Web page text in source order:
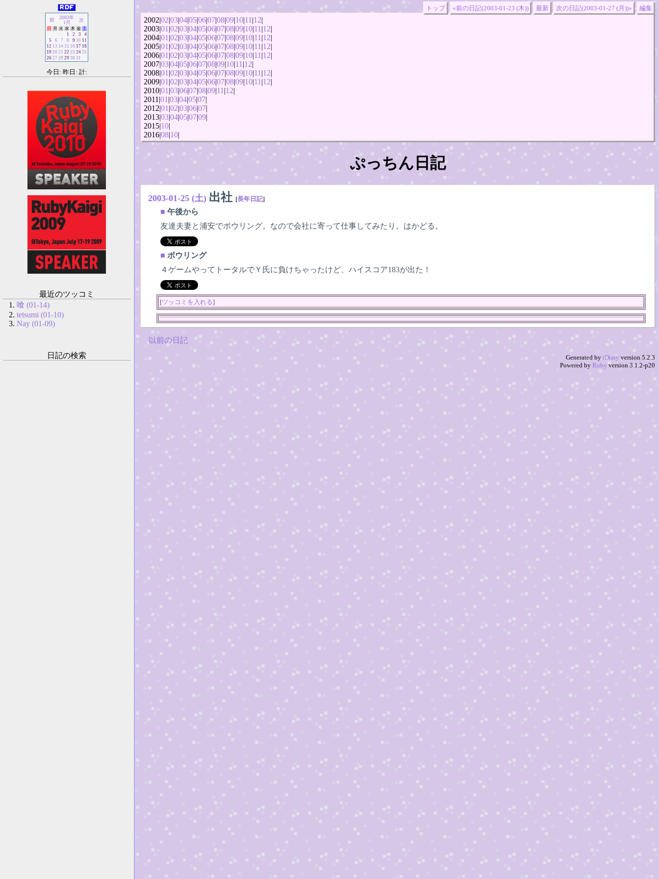
トップ «前の日記(2003-01-23 (木)) 最新 次の日記(2003-01-27 (月))» 編集
2002|02|03|04|05|06|07|08|09|10|11 |12|
2003|01 |02|03|04|05|06|07|08|09|10|11 |12|
2004|01 |02|03|04|05|06|07|08|09|10|11 |12|
2005|01 |02|03|04|05|06|07|08|09|10|11 |12|
2006|01 |02|03|04|05|06|07|08|09|10|11 |12|
2007|03|04|05|06|07|08|09|10|11 |12|
2008|01 |02|03|04|05|06|07|08|09|10|11 |12|
2009|01 |02|03|04|05|06|07|08|09|10|11 |12|
2010|01 |03|06|07|08|09|11 |12|
2011|01 |03|04|05|07|
2012|01 |02|03|06|07|
2013|03|04|05|07|09|
2015|10|
2016|08|10|
ぷっちん日記
2003-01-25 (土) 出社 [長年日記]
■ 午後から
友達夫妻と浦安でボウリング。なので会社に寄って仕事してみたり。はかどる。
■ ボウリング
４ゲームやってトータルでＹ氏に負けちゃったけど、ハイスコア183が出た！
[ツッコミを入れる]
以前の日記
前
2003年
1月
次
日 月 火 水 木 金 土
1
2 3
4
5
6 7 8 9 10 11
12 13 14 15 16 17 18
19 20 21 22 23 24 25
26 27 28 29 30 31
今日: 昨日: 計:
最近のツッコミ
喰 (01-14)
tetsumi (01-10)
Nay (01-09)
日記の検索 Generated by tDiary version 5.2.3
Powered by Ruby version 3.1.2-p20